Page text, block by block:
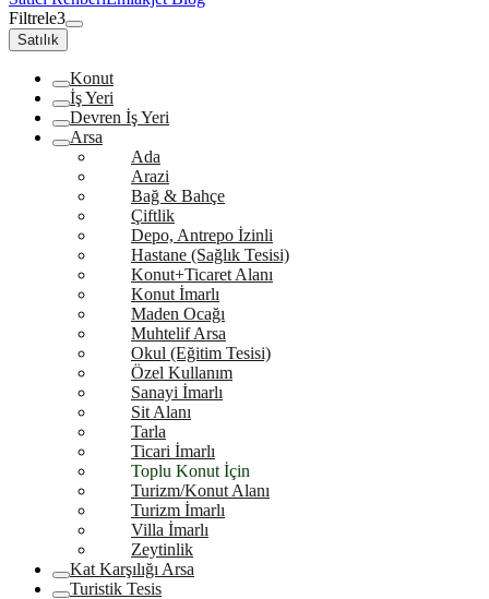
Filtrele3
Satılık
Konut
İş Yeri
Devren İş Yeri
Arsa
Ada
Arazi
Bağ & Bahçe
Çiftlik
Depo, Antrepo İzinli
Hastane (Sağlık Tesisi)
Konut+Ticaret Alanı
Konut İmarlı
Maden Ocağı
Muhtelif Arsa
Okul (Eğitim Tesisi)
Özel Kullanım
Sanayi İmarlı
Sit Alanı
Tarla
Ticari İmarlı
Toplu Konut İçin
Turizm/Konut Alanı
Turizm İmarlı
Villa İmarlı
Zeytinlik
Kat Karşılığı Arsa
Turistik Tesis